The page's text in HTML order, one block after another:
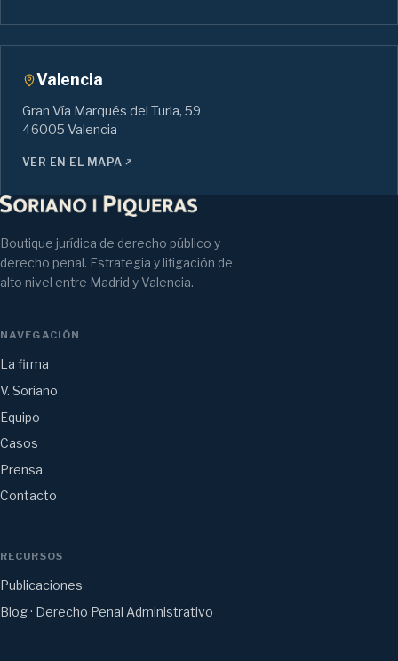
Valencia
Gran Vía Marqués del Turia, 59
46005 Valencia
VER EN EL MAPA
Boutique jurídica de derecho público y
derecho penal. Estrategia y litigación de
alto nivel entre Madrid y Valencia.
NAVEGACIÓN
La firma
V. Soriano
Equipo
Casos
Prensa
Contacto
RECURSOS
Publicaciones
Blog · Derecho Penal Administrativo